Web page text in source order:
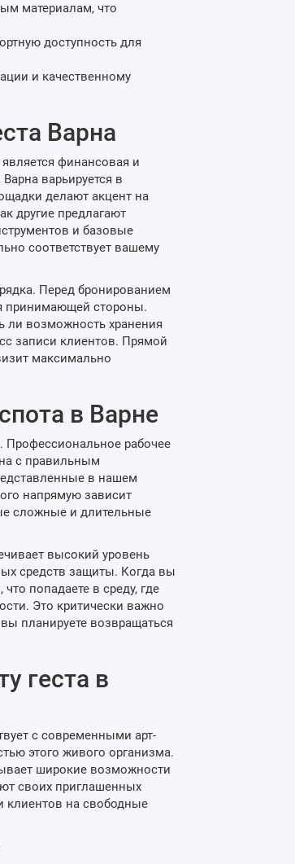
материалам, что
доступность для
и качественному
Варна
финансовая и
варьируется в
делают акцент на
другие предлагают
и базовые
соответствует вашему
Перед бронированием
принимающей стороны.
ли возможность хранения
записи клиентов. Прямой
максимально
в Варне
Профессиональное рабочее
с правильным
в нашем
напрямую зависит
сложные и длительные
высокий уровень
средств защиты. Когда вы
попадаете в среду, где
Это критически важно
планируете возвращаться
геста в
с современными арт-
этого живого организма.
широкие возможности
своих приглашенных
клиентов на свободные